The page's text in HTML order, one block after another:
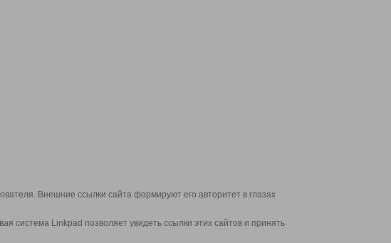
Внешние ссылки сайта формируют его авторитет в глазах
система Linkpad позволяет увидеть ссылки этих сайтов и принять